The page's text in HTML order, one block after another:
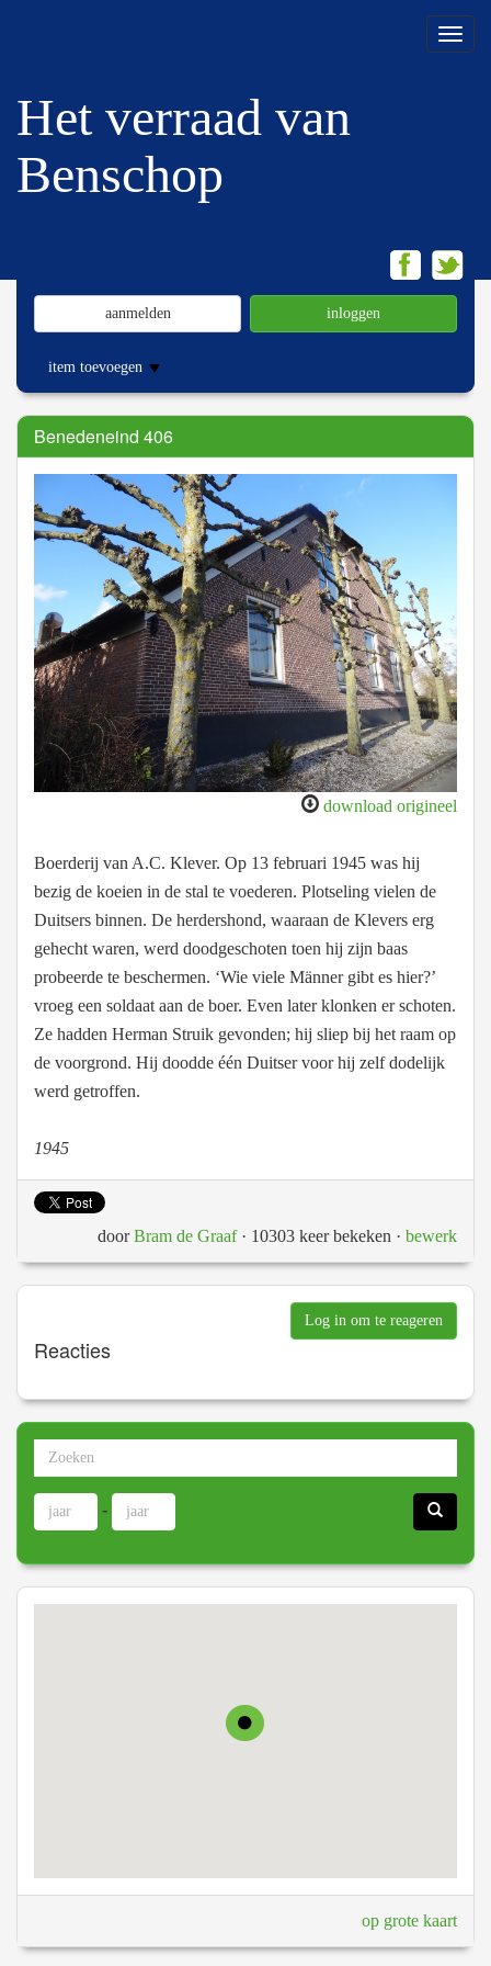
Menu
Het verraad van
Benschop
aanmelden inloggen
item toevoegen
Benedeneind 406
download origineel
Boerderij van A.C. Klever. Op 13 februari 1945 was hij
bezig de koeien in de stal te voederen. Plotseling vielen de
Duitsers binnen. De herdershond, waaraan de Klevers erg
gehecht waren, werd doodgeschoten toen hij zijn baas
probeerde te beschermen. ‘Wie viele Männer gibt es hier?’
vroeg een soldaat aan de boer. Even later klonken er schoten.
Ze hadden Herman Struik gevonden; hij sliep bij het raam op
de voorgrond. Hij doodde één Duitser voor hij zelf dodelijk
werd getroffen.
1945
doorBram de Graaf· 10303 keer bekeken · bewerk
Log in om te reageren
Reacties
-
op grote kaart